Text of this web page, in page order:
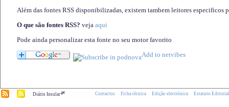
Além das fontes RSS disponibilizadas, existem tambem leitores especificos
O que são fontes RSS? veja aqui
Pode ainda personalizar esta fonte no seu motor favorito
Diário Insular.pt Contactos Ficha técnica Edição electrónica Estatuto Editorial